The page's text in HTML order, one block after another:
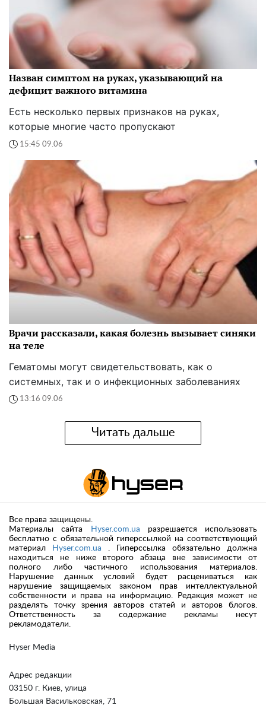
Назван симптом на руках, указывающий на
дефицит важного витамина
Есть несколько первых признаков на руках,
которые многие часто пропускают
15:45 09.06
Врачи рассказали, какая болезнь вызывает синяки
на теле
Гематомы могут свидетельствовать, как о
системных, так и о инфекционных заболеваниях
13:16 09.06
Читать дальше
Hyser Media
Адрес редакции
03150 г. Киев, улица
Большая Васильковская, 71
Все права защищены.
Материалы сайта
Hyser.com.ua разрешается использовать
бесплатно с обязательной гиперссылкой на соответствующий
материал
Hyser.com.ua . Гиперссылка обязательно должна
находиться не ниже второго абзаца вне зависимости от
полного либо частичного использования материалов.
Нарушение данных условий будет расцениваться как
нарушение защищаемых законом прав интеллектуальной
собственности и права на информацию. Редакция может не
разделять точку зрения авторов статей и авторов блогов.
Ответственность за содержание рекламы несут
рекламодатели.